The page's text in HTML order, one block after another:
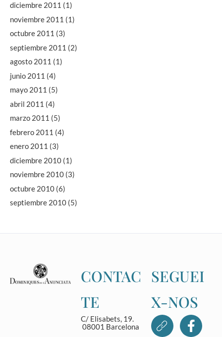
diciembre 2011 (1)
noviembre 2011 (1)
octubre 2011 (3)
septiembre 2011 (2)
agosto 2011 (1)
junio 2011 (4)
mayo 2011 (5)
abril 2011 (4)
marzo 2011 (5)
febrero 2011 (4)
enero 2011 (3)
diciembre 2010 (1)
noviembre 2010 (3)
octubre 2010 (6)
septiembre 2010 (5)
CONTAC
TE
C/ Elisabets, 19.
08001 Barcelona
SEGUEI
X-NOS